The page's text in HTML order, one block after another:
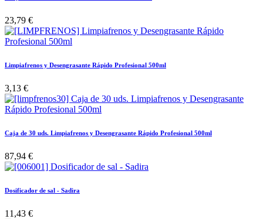
23,79 €
Limpiafrenos y Desengrasante Rápido Profesional 500ml
3,13 €
Caja de 30 uds. Limpiafrenos y Desengrasante Rápido Profesional 500ml
87,94 €
Dosificador de sal - Sadira
11,43 €